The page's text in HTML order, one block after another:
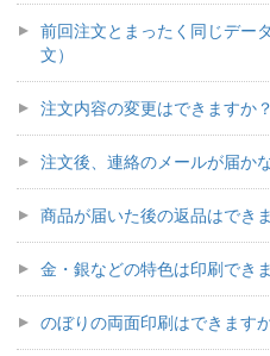
前回注文とまったく同じデー
文）
注文内容の変更はできますか？
注文後、連絡のメールが届か
商品が届いた後の返品はでき
金・銀などの特色は印刷でき
のぼりの両面印刷はできます